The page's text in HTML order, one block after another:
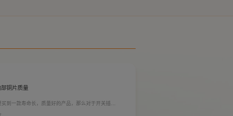
铜片质量
到一款寿命长，质量好的产品，那么对于开关插座